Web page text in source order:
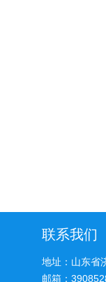
联系我们
地址：山东省
邮箱：